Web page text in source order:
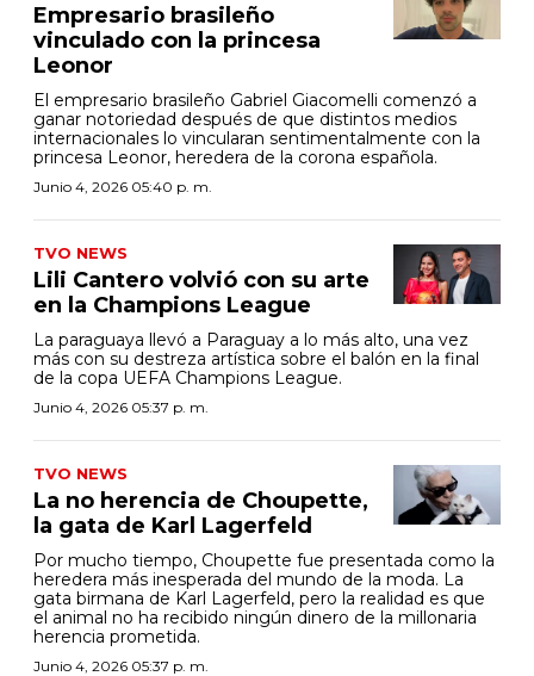
Empresario brasileño
vinculado con la princesa
Leonor
El empresario brasileño Gabriel Giacomelli comenzó a
ganar notoriedad después de que distintos medios
internacionales lo vincularan sentimentalmente con la
princesa Leonor, heredera de la corona española.
Junio 4, 2026 05:40 p. m.
TVO NEWS
Lili Cantero volvió con su arte
en la Champions League
La paraguaya llevó a Paraguay a lo más alto, una vez
más con su destreza artística sobre el balón en la final
de la copa UEFA Champions League.
Junio 4, 2026 05:37 p. m.
TVO NEWS
La no herencia de Choupette,
la gata de Karl Lagerfeld
Por mucho tiempo, Choupette fue presentada como la
heredera más inesperada del mundo de la moda. La
gata birmana de Karl Lagerfeld, pero la realidad es que
el animal no ha recibido ningún dinero de la millonaria
herencia prometida.
Junio 4, 2026 05:37 p. m.